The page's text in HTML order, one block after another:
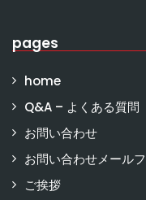
pages
home
Q&A – よくある質問
お問い合わせ
お問い合わせメール
ご挨拶